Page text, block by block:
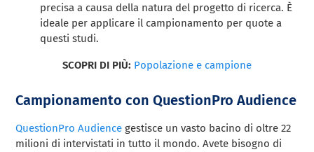
precisa a causa della natura del progetto di ricerca. È
ideale per applicare il campionamento per quote a
questi studi.
SCOPRI DI PIÙ: Popolazione e campione
Campionamento con QuestionPro Audience
QuestionPro Audience gestisce un vasto bacino di oltre 22
milioni di intervistati in tutto il mondo. Avete bisogno di